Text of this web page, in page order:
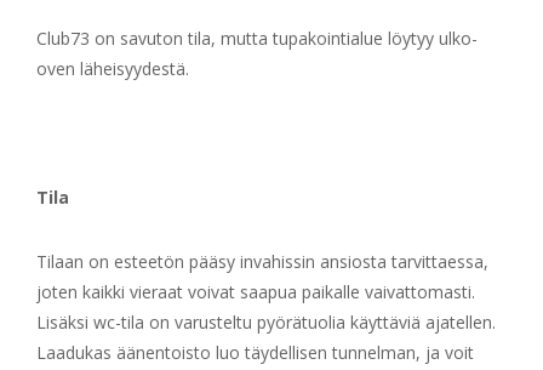
Club73 on savuton tila, mutta tupakointialue löytyy ulko-
oven läheisyydestä.
Tila
Tilaan on esteetön pääsy invahissin ansiosta tarvittaessa,
joten kaikki vieraat voivat saapua paikalle vaivattomasti.
Lisäksi wc-tila on varusteltu pyörätuolia käyttäviä ajatellen.
Laadukas äänentoisto luo täydellisen tunnelman, ja voit